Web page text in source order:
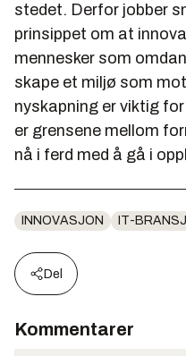
stedet. Derfor jobber
prinsippet om at
mennesker som
skape et miljø som
nyskapning er viktig
er grensene mellom
nå i ferd med å gå i
INNOVASJON IT-
Del
Kommentarer